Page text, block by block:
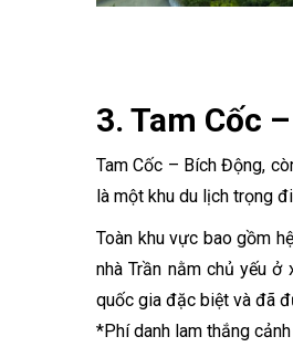
3. Tam Cốc
Tam Cốc – Bích Động,
là một khu du lịch trọng
Toàn khu vực bao gồm
nhà Trần nằm chủ yếu ở
quốc gia đặc biệt và đã
*Phí danh lam thắng